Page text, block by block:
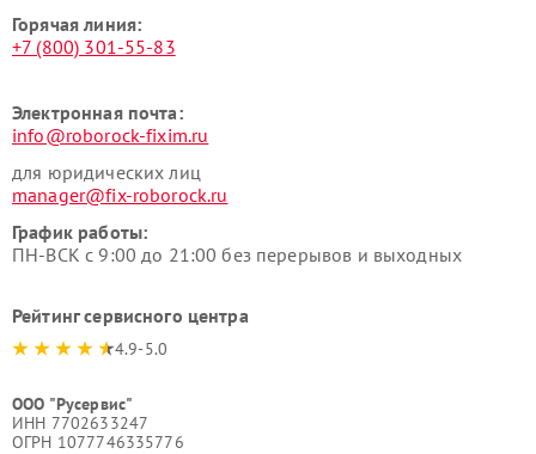
Горячая линия:
+7 (800) 301-55-83
Электронная почта:
info@roborock-fixim.ru
для юридических лиц
manager@fix-roborock.ru
График работы:
ПН-ВСК с 9:00 до 21:00 без перерывов и выходных
Рейтинг сервисного центра
4.9-5.0
ООО "Русервис"
ИНН 7702633247
ОГРН 1077746335776